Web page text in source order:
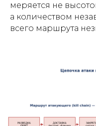
меряется не
а количеством
всего маршрута